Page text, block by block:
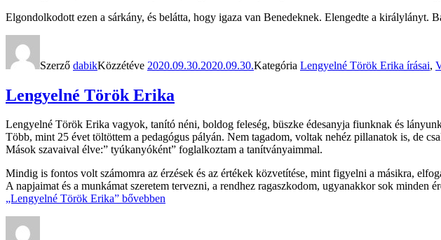
Elgondolkodott ezen a sárkány, és belátta, hogy igaza van Benedeknek. Elengedte a
Szerző dabikKözzétéve 2020.09.30.2020.09.30.Kategória Lengyelné Török Erika írásai,
Lengyelné Török Erika
Lengyelné Török Erika vagyok, tanító néni, boldog feleség, büszke édesanyja fiunknak és
Több, mint 25 évet töltöttem a pedagógus pályán. Nem tagadom, voltak nehéz pillanatok is, de
Mások szavaival élve:” tyúkanyóként” foglalkoztam a tanítványaimmal.
Mindig is fontos volt számomra az érzések és az értékek közvetítése, mint figyelni a másikra,
A napjaimat és a munkámat szeretem tervezni, a rendhez ragaszkodom, ugyanakkor sok minden
„Lengyelné Török Erika” bővebben